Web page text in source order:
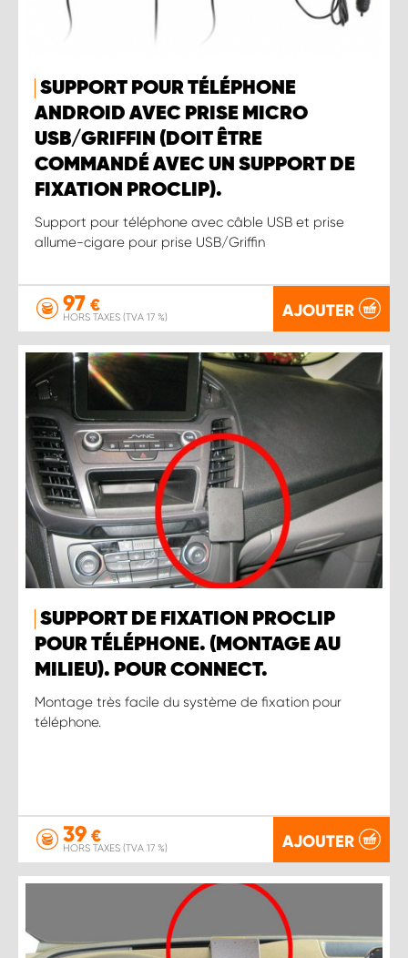
SUPPORT POUR TÉLÉPHONE
ANDROID AVEC PRISE MICRO
USB/GRIFFIN (DOIT ÊTRE
COMMANDÉ AVEC UN SUPPORT DE
FIXATION PROCLIP).
Support pour téléphone avec câble USB et prise
allume-cigare pour prise USB/Griffin
97 €
HORS TAXES (TVA 17 %) AJOUTER
SUPPORT DE FIXATION PROCLIP
POUR TÉLÉPHONE. (MONTAGE AU
MILIEU). POUR CONNECT.
Montage très facile du système de fixation pour
téléphone.
39 €
HORS TAXES (TVA 17 %) AJOUTER